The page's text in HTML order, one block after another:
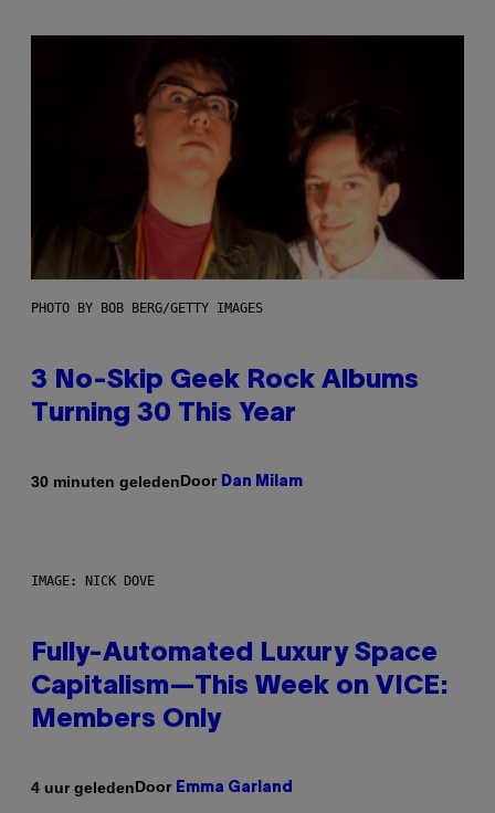
PHOTO BY BOB BERG/GETTY IMAGES
3 No-Skip Geek Rock Albums
Turning 30 This Year
30 minuten geledenDoor Dan Milam
IMAGE: NICK DOVE
Fully-Automated Luxury Space
Capitalism—This Week on VICE:
Members Only
4 uur geledenDoor Emma Garland